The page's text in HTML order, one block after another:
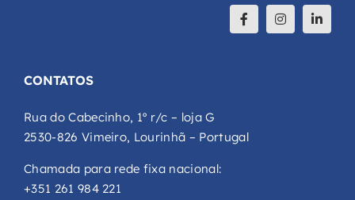
CONTATOS
Rua do Cabecinho, 1º r/c – loja G
2530-826 Vimeiro, Lourinhã – Portugal
Chamada para rede fixa nacional:
+351 261 984 221